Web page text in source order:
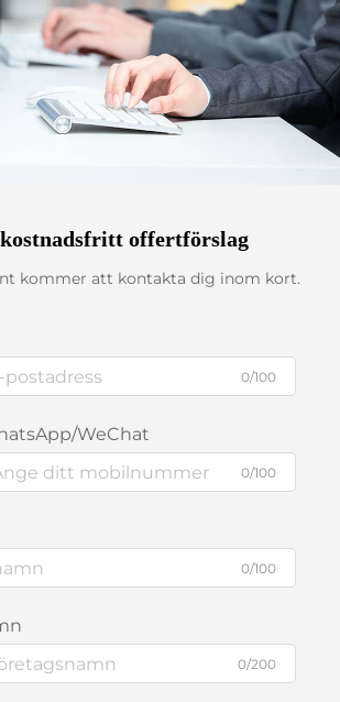
offertförslag
kommer att kontakta dig inom kort.
0/100
WeChat
0/100
0/100
0/200